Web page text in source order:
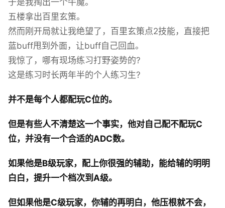
五楼拿出百里玄策。
然而刚开局就让我绝望了，百里玄策点2技能，直接把
蓝buff甩到外面，让buff自己回血。
我惊了，哪有现场练习打野姿势的?
这是练习时长两年半的个人练习生?
并不是每个人都配玩C位的。
但是有些人不清楚这一个事实，他对自己配不配玩C
位，并没有一个合适的ADC数。
如果他是B级玩家，配上你很强的辅助，能给辅的明明
白白，提升一个档次到A级。
但如果他是C级玩家，你辅的再明白，他压根就不会，